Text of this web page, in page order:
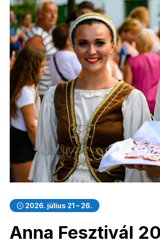
2026. július 21 – 26.
Anna Fesztivál